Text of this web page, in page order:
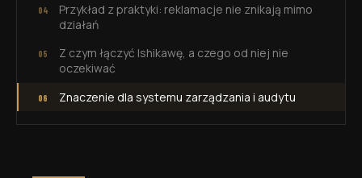
Przykład z praktyki: reklamacje nie znikają mimo
działań
Z czym łączyć Ishikawę, a czego od niej nie
oczekiwać
Znaczenie dla systemu zarządzania i audytu